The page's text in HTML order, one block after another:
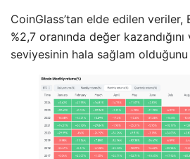
CoinGlass’tan elde edilen veriler,
%2,7 oranında değer kazandığını
seviyesinin hala sağlam